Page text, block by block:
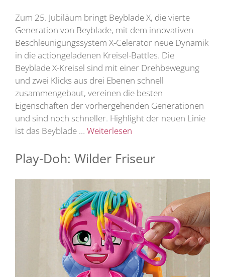
Zum 25. Jubiläum bringt Beyblade X, die vierte
Generation von Beyblade, mit dem innovativen
Beschleunigungssystem X-Celerator neue Dynamik
in die actiongeladenen Kreisel-Battles. Die
Beyblade X-Kreisel sind mit einer Drehbewegung
und zwei Klicks aus drei Ebenen schnell
zusammengebaut, vereinen die besten
Eigenschaften der vorhergehenden Generationen
und sind noch schneller. Highlight der neuen Linie
ist das Beyblade … Weiterlesen
Play-Doh: Wilder Friseur